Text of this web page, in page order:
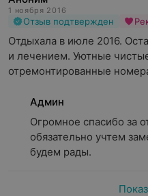
1 ноября 2016
Отзыв подтвержден
Отдыхала в июле 2016.
и лечением. Уютные
отремонтированные
Админ
Огромное спасибо за
обязательно учтем
будем рады.